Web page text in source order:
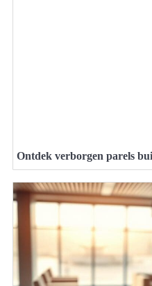
Ontdek verborgen parels